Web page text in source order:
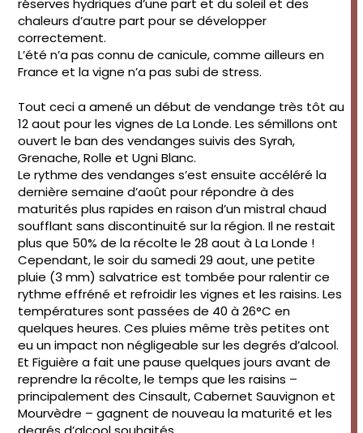
chaleurs d’autre part pour se développer
correctement.
L’été n’a pas connu de canicule, comme ailleurs en
France et la vigne n’a pas subi de stress.
Tout ceci a amené un début de vendange très tôt au
12 aout pour les vignes de La Londe. Les sémillons ont
ouvert le ban des vendanges suivis des Syrah,
Grenache, Rolle et Ugni Blanc.
Le rythme des vendanges s’est ensuite accéléré la
dernière semaine d’août pour répondre à des
maturités plus rapides en raison d’un mistral chaud
soufflant sans discontinuité sur la région. Il ne restait
plus que 50% de la récolte le 28 aout à La Londe !
Cependant, le soir du samedi 29 aout, une petite
pluie (3 mm) salvatrice est tombée pour ralentir ce
rythme effréné et refroidir les vignes et les raisins. Les
températures sont passées de 40 à 26°C en
quelques heures. Ces pluies même très petites ont
eu un impact non négligeable sur les degrés d’alcool.
Et Figuière a fait une pause quelques jours avant de
reprendre la récolte, le temps que les raisins –
principalement des Cinsault, Cabernet Sauvignon et
Mourvèdre – gagnent de nouveau la maturité et les